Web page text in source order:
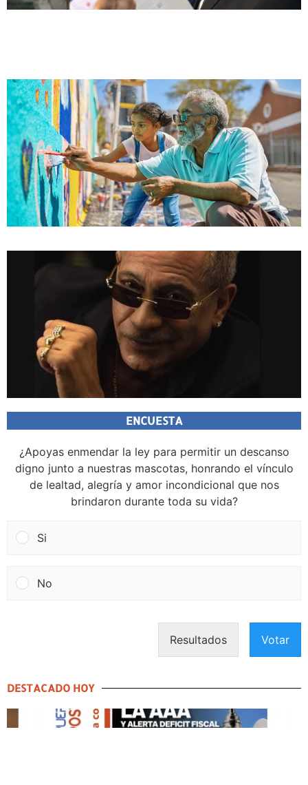
ENCUESTA
¿Apoyas enmendar la ley para permitir un descanso
digno junto a nuestras mascotas, honrando el vínculo
de lealtad, alegría y amor incondicional que nos
brindaron durante toda su vida?
Si
No
Resultados Votar
DESTACADO HOY